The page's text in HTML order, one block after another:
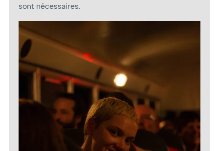
sont nécessaires.